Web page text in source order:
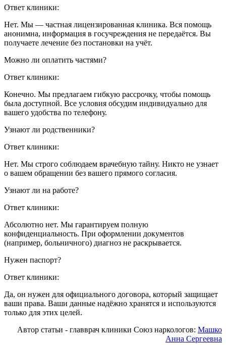
Ответ клиники:
Нет. Мы — частная лицензированная клиника. Вся помощь
анонимна, информация в госучреждения не передаётся. Вы
получаете лечение без постановки на учёт.
Можно ли оплатить частями?
Ответ клиники:
Конечно. Мы предлагаем гибкую рассрочку, чтобы помощь
была доступной. Все условия обсудим индивидуально для
вашего удобства по телефону.
Узнают ли родственники?
Ответ клиники:
Нет. Мы строго соблюдаем врачебную тайну. Никто не узнает
о вашем обращении без вашего прямого согласия.
Узнают ли на работе?
Ответ клиники:
Абсолютно нет. Мы гарантируем полную
конфиденциальность. При оформлении документов
(например, больничного) диагноз не раскрывается.
Нужен паспорт?
Ответ клиники:
Да, он нужен для официального договора, который защищает
ваши права. Ваши данные надёжно хранятся и используются
только для этих целей.
Автор статьи - главврач клиники Союз наркологов: Машко
Анна Сергеевна